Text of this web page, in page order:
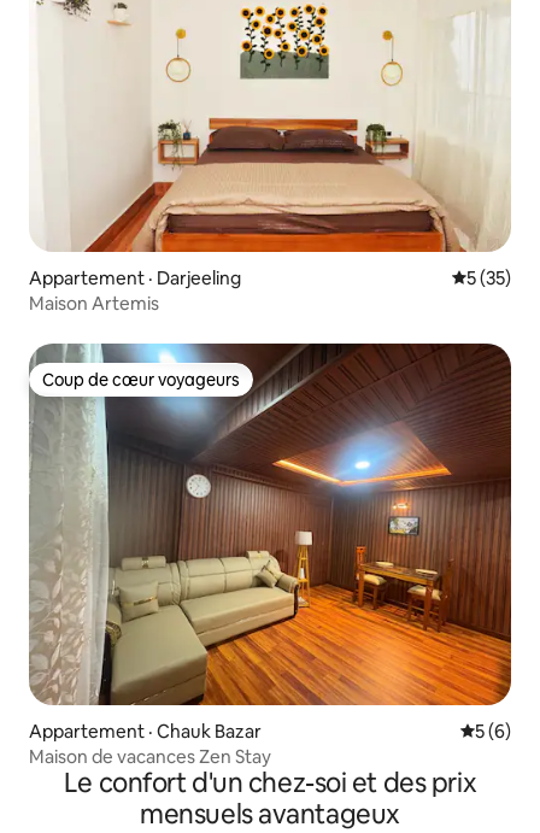
Appartement · Darjeeling Note
5 (35)
Maison Artemis
Coup de cœur voyageurs
Coup de cœur voyageurs
Appartement · Chauk Bazar Note
5 (6)
Maison de vacances Zen Stay
Le confort d'un chez-soi et des prix
mensuels avantageux